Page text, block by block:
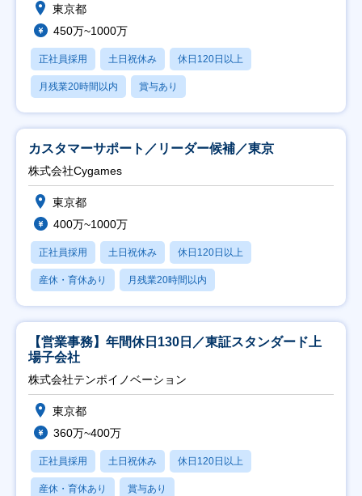
東京都
450万~1000万
正社員採用 土日祝休み 休日120日以上
月残業20時間以内 賞与あり
カスタマーサポート／リーダー候補／東京
株式会社Cygames
東京都
400万~1000万
正社員採用 土日祝休み 休日120日以上
産休・育休あり 月残業20時間以内
【営業事務】年間休日130日／東証スタンダード上
場子会社
株式会社テンポイノベーション
東京都
360万~400万
正社員採用 土日祝休み 休日120日以上
産休・育休あり 賞与あり